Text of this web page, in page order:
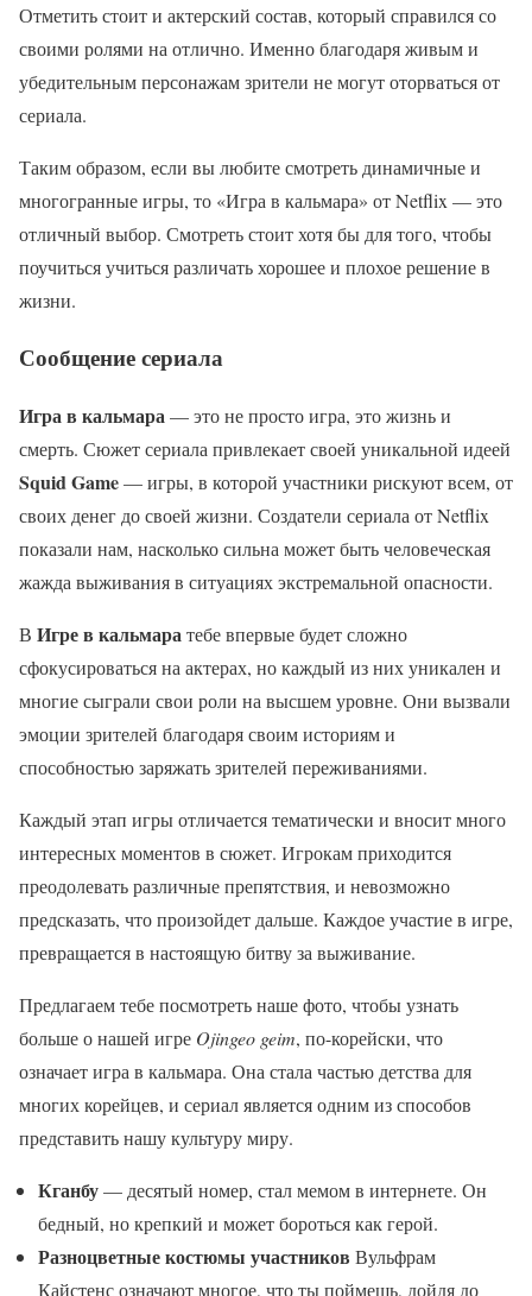
Отметить стоит и актерский состав, который справился со
своими ролями на отлично. Именно благодаря живым и
убедительным персонажам зрители не могут оторваться от
сериала.
Таким образом, если вы любите смотреть динамичные и
многогранные игры, то «Игра в кальмара» от Netflix — это
отличный выбор. Смотреть стоит хотя бы для того, чтобы
поучиться учиться различать хорошее и плохое решение в
жизни.
Сообщение сериала
Игра в кальмара— это не просто игра, это жизнь и
смерть. Сюжет сериала привлекает своей уникальной идеей
Squid Game— игры, в которой участники рискуют всем, от
своих денег до своей жизни. Создатели сериала от Netflix
показали нам, насколько сильна может быть человеческая
жажда выживания в ситуациях экстремальной опасности.
В Игре в кальмаратебе впервые будет сложно
сфокусироваться на актерах, но каждый из них уникален и
многие сыграли свои роли на высшем уровне. Они вызвали
эмоции зрителей благодаря своим историям и
способностью заряжать зрителей переживаниями.
Каждый этап игры отличается тематически и вносит много
интересных моментов в сюжет. Игрокам приходится
преодолевать различные препятствия, и невозможно
предсказать, что произойдет дальше. Каждое участие в игре,
превращается в настоящую битву за выживание.
Предлагаем тебе посмотреть наше фото, чтобы узнать
больше о нашей игре Ojingeo geim, по-корейски, что
означает игра в кальмара. Она стала частью детства для
многих корейцев, и сериал является одним из способов
представить нашу культуру миру.
Кганбу— десятый номер, стал мемом в интернете. Он
бедный, но крепкий и может бороться как герой.
Разноцветные костюмы участников Вульфрам
Кайстенс означают многое, что ты поймешь, дойдя до